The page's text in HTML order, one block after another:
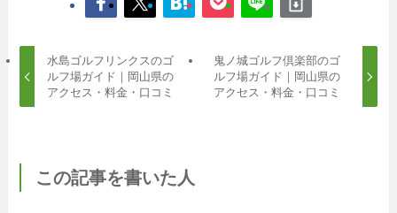
水島ゴルフリンクスのゴ
ルフ場ガイド｜岡山県の
アクセス・料金・口コミ
鬼ノ城ゴルフ倶楽部のゴ
ルフ場ガイド｜岡山県の
アクセス・料金・口コミ
この記事を書いた人